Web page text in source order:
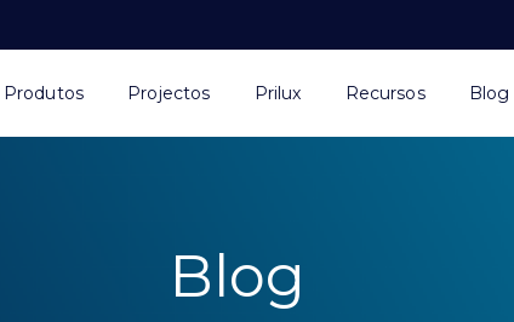
Produtos Projectos Prilux Recursos Blog
Blog